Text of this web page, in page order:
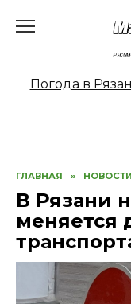
Погода в
ГЛАВНАЯ » НОВОСТИ
В Рязани
меняется